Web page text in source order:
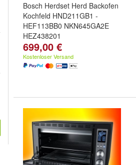
Bosch Herdset Herd Backofen
Kochfeld HND211GB1 -
HEF113BB0 NKN645GA2E
HEZ438201
699,00 €
Kostenloser Versand